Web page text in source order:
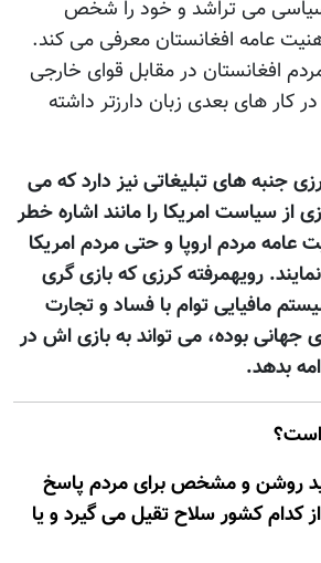
می تراشد و خود را شخص
عامه افغانستان معرفی می کند.
افغانستان در مقابل قوای خارجی
کار های بعدی زبان دارزتر داشته
جنبه های تبلیغاتی نیز دارد که می
از سیاست امریکا را مانند اشاره خطر
عامه مردم اروپا و حتی مردم امریکا
نمایند. رویهمرفته کرزی که بازی گری
مافیایی توام با فساد و تجارت
جهانی بوده، می تواند به بازی اش در
بدهد.
است؟
روشن و مشخص برای مردم پاسخ
کدام کشور سلاح تقیل می گیرد و یا